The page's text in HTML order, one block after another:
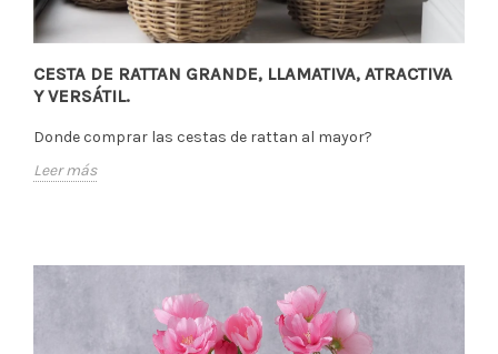
CESTA DE RATTAN GRANDE, LLAMATIVA, ATRACTIVA
Y VERSÁTIL.
Donde comprar las cestas de rattan al mayor?
Leer más